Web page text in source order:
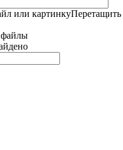
или картинку